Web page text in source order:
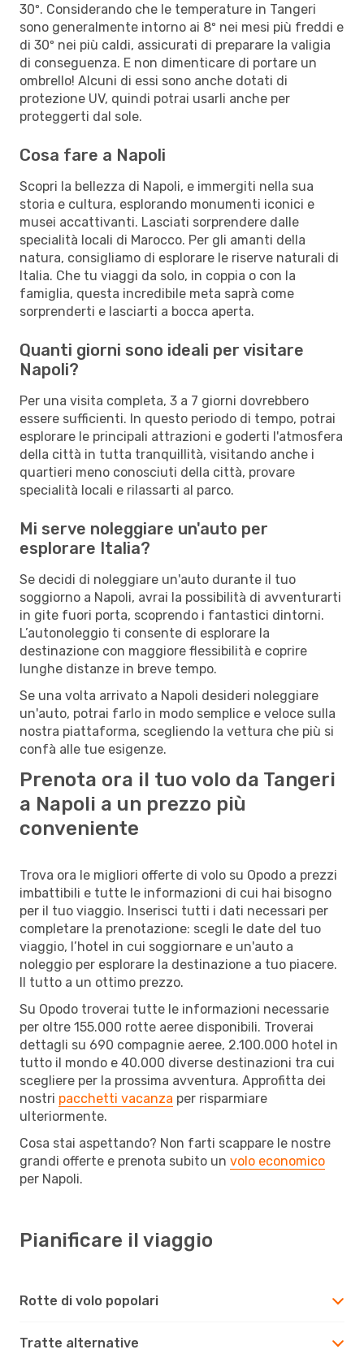
30º. Considerando che le temperature in Tangeri
sono generalmente intorno ai 8º nei mesi più freddi e
di 30º nei più caldi, assicurati di preparare la valigia
di conseguenza. E non dimenticare di portare un
ombrello! Alcuni di essi sono anche dotati di
protezione UV, quindi potrai usarli anche per
proteggerti dal sole.
Cosa fare a Napoli
Scopri la bellezza di Napoli, e immergiti nella sua
storia e cultura, esplorando monumenti iconici e
musei accattivanti. Lasciati sorprendere dalle
specialità locali di Marocco. Per gli amanti della
natura, consigliamo di esplorare le riserve naturali di
Italia. Che tu viaggi da solo, in coppia o con la
famiglia, questa incredibile meta saprà come
sorprenderti e lasciarti a bocca aperta.
Quanti giorni sono ideali per visitare
Napoli?
Per una visita completa, 3 a 7 giorni dovrebbero
essere sufficienti. In questo periodo di tempo, potrai
esplorare le principali attrazioni e goderti l'atmosfera
della città in tutta tranquillità, visitando anche i
quartieri meno conosciuti della città, provare
specialità locali e rilassarti al parco.
Mi serve noleggiare un'auto per
esplorare Italia?
Se decidi di noleggiare un'auto durante il tuo
soggiorno a Napoli, avrai la possibilità di avventurarti
in gite fuori porta, scoprendo i fantastici dintorni.
L’autonoleggio ti consente di esplorare la
destinazione con maggiore flessibilità e coprire
lunghe distanze in breve tempo.
Se una volta arrivato a Napoli desideri noleggiare
un'auto, potrai farlo in modo semplice e veloce sulla
nostra piattaforma, scegliendo la vettura che più si
confà alle tue esigenze.
Prenota ora il tuo volo da Tangeri
a Napoli a un prezzo più
conveniente
Trova ora le migliori offerte di volo su Opodo a prezzi
imbattibili e tutte le informazioni di cui hai bisogno
per il tuo viaggio. Inserisci tutti i dati necessari per
completare la prenotazione: scegli le date del tuo
viaggio, l’hotel in cui soggiornare e un'auto a
noleggio per esplorare la destinazione a tuo piacere.
Il tutto a un ottimo prezzo.
Su Opodo troverai tutte le informazioni necessarie
per oltre 155.000 rotte aeree disponibili. Troverai
dettagli su 690 compagnie aeree, 2.100.000 hotel in
tutto il mondo e 40.000 diverse destinazioni tra cui
scegliere per la prossima avventura. Approfitta dei
nostri pacchetti vacanza per risparmiare
ulteriormente.
Cosa stai aspettando? Non farti scappare le nostre
grandi offerte e prenota subito un volo economico
per Napoli.
Pianificare il viaggio
Rotte di volo popolari
Tratte alternative